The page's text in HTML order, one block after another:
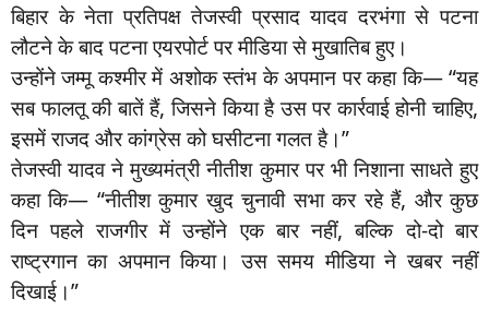
बिहार के नेता प्रतिपक्ष तेजस्वी प्रसाद यादव दरभंगा से पटना
लौटने के बाद पटना एयरपोर्ट पर मीडिया से मुखातिब हुए।
उन्होंने जम्मू कश्मीर में अशोक स्तंभ के अपमान पर कहा कि— “यह
सब फालतू की बातें हैं, जिसने किया है उस पर कार्रवाई होनी चाहिए,
इसमें राजद और कांग्रेस को घसीटना गलत है।”
तेजस्वी यादव ने मुख्यमंत्री नीतीश कुमार पर भी निशाना साधते हुए
कहा कि— “नीतीश कुमार खुद चुनावी सभा कर रहे हैं, और कुछ
दिन पहले राजगीर में उन्होंने एक बार नहीं, बल्कि दो-दो बार
राष्ट्रगान का अपमान किया। उस समय मीडिया ने खबर नहीं
दिखाई।”